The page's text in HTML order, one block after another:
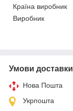
Країна виробник
Виробник
Умови доставки
Нова Пошта
Укрпошта